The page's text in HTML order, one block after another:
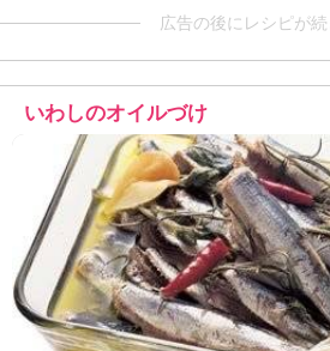
広告の後にレシピが
いわしのオイルづけ